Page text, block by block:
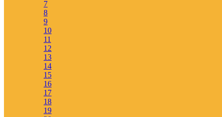
7
8
9
10
11
12
13
14
15
16
17
18
19
Läs mer om appen